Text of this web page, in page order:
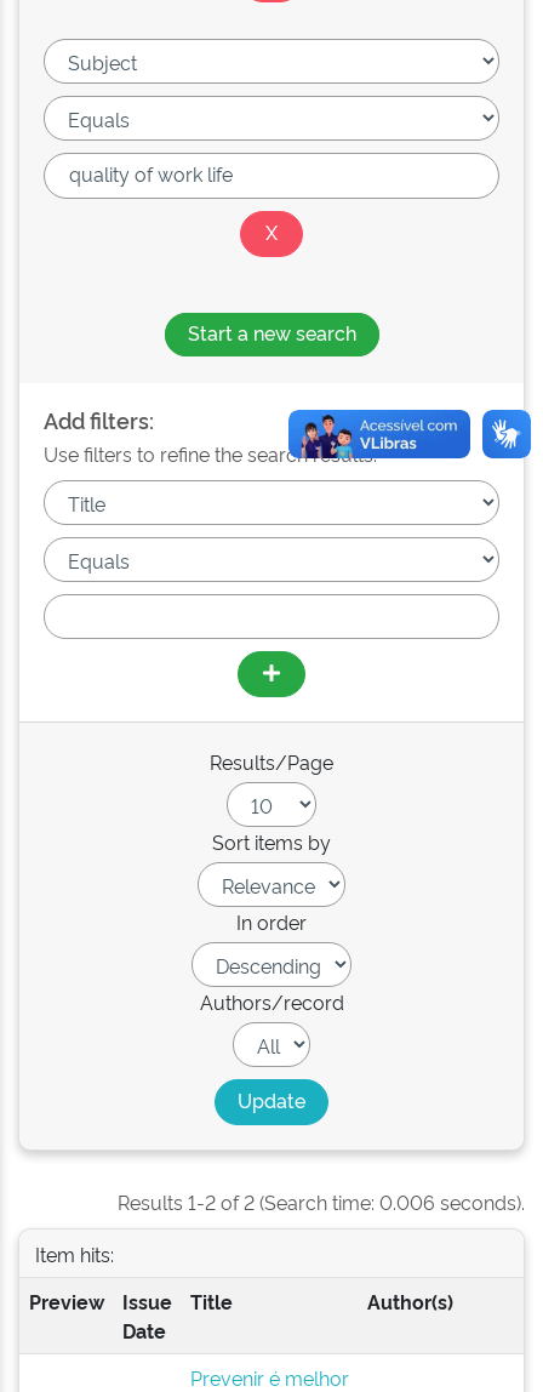
Start a new search
Add filters:
Use filters to refine the search results.
Results/Page
Sort items by
In order
Authors/record
Results 1-2 of 2 (Search time: 0.006 seconds).
Item hits:
Preview
Issue
Date
Title Author(s)
Prevenir é melhor